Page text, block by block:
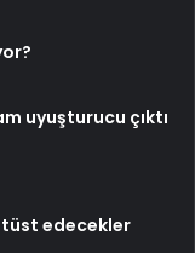
uyuşturucu çıktı
edecekler